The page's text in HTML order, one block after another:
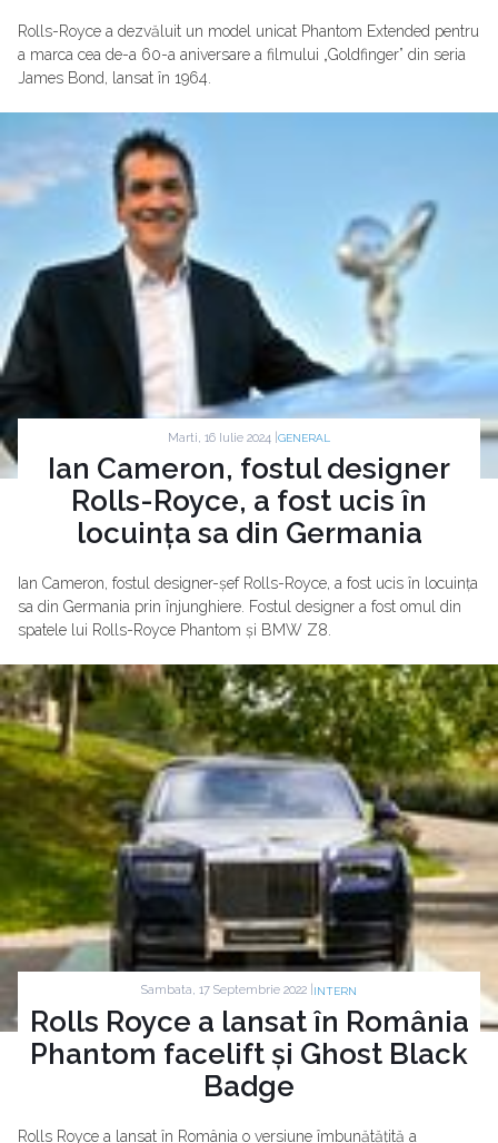
Rolls-Royce a dezvăluit un model unicat Phantom Extended pentru
a marca cea de-a 60-a aniversare a filmului „Goldfinger” din seria
James Bond, lansat în 1964.
Marti, 16 Iulie 2024 | GENERAL
Ian Cameron, fostul designer
Rolls-Royce, a fost ucis în
locuința sa din Germania
Ian Cameron, fostul designer-șef Rolls-Royce, a fost ucis în locuința
sa din Germania prin înjunghiere. Fostul designer a fost omul din
spatele lui Rolls-Royce Phantom și BMW Z8.
Sambata, 17 Septembrie 2022 | INTERN
Rolls Royce a lansat în România
Phantom facelift și Ghost Black
Badge
Rolls Royce a lansat în România o versiune îmbunătățită a